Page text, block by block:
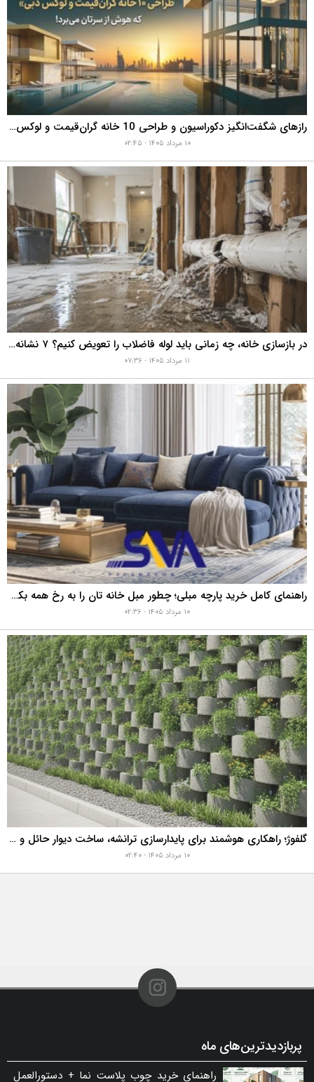
رازهای شگفت‌انگیز دکوراسیون و طراحی 10 خانه گران‌قیمت و لوکس دبی که هوش از سرتان می‌برد!
در بازسازی خانه، چه زمانی باید لوله فاضلاب را تعویض کنیم؟ ۷ نشانه‌ای که نباید نادیده بگیرید
راهنمای کامل خرید پارچه مبلی؛ چطور مبل خانه تان را به رخ همه بکشید؟
گلفوژ؛ راهکاری هوشمند برای پایدارسازی ترانشه، ساخت دیوار حائل و زیباسازی شهری
پربازدیدترین‌های ماه
راهنمای خرید چوب پلاست نما + دستورالعمل